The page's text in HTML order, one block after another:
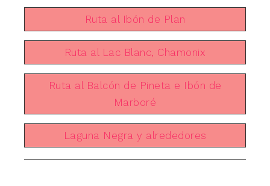
Ruta al Ibón de Plan
Ruta al Lac Blanc, Chamonix
Ruta al Balcón de Pineta e Ibón de
Marboré
Laguna Negra y alrededores